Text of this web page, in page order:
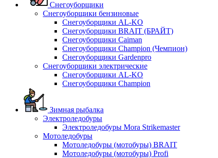
Снегоуборщики
Снегоуборщики бензиновые
Снегоуборщики AL-KO
Снегоуборщики BRAIT (БРАЙТ)
Снегоуборщики Caiman
Снегоуборщики Champion (Чемпион)
Снегоуборщики Gardenpro
Снегоуборщики электрические
Снегоуборщики AL-KO
Снегоуборщики Champion
Зимная рыбалка
Электроледобуры
Электроледобуры Mora Strikemaster
Мотоледобуры
Мотоледобуры (мотобуры) BRAIT
Мотоледобуры (мотобуры) Profi